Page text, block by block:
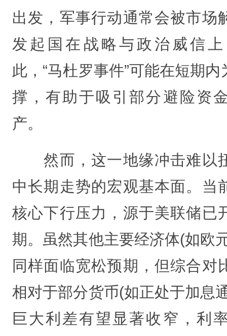
出发，军事行动通常会被市场
发起国在战略与政治威信
此，“马杜罗事件”可能在短期
撑，有助于吸引部分避险资
产。
然而，这一地缘冲击难以
中长期走势的宏观基本面。当
核心下行压力，源于美联储已
期。虽然其他主要经济体(如欧
同样面临宽松预期，但综合对
相对于部分货币(如正处于加息
巨大利差有望显著收窄，利